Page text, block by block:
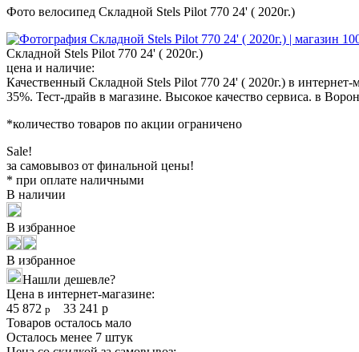
Фото велосипед Складной Stels Pilot 770 24' ( 2020г.)
Складной Stels Pilot 770 24' ( 2020г.)
цена и наличие:
Качественный Складной Stels Pilot 770 24' ( 2020г.) в
35%. Тест-драйв в магазине. Высокое качество сервиса. в
*количество товаров по акции ограничено
Sale!
за самовывоз от финальной цены!
* при оплате наличными
В наличии
В избранное
В избранное
Нашли дешевле?
Цена в интернет-магазине:
45 872 р 33 241 р
Товаров осталось мало
Осталось менее 7 штук